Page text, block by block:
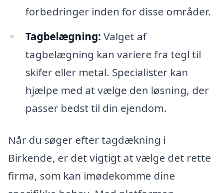
forbedringer inden for disse områder.
Tagbelægning: Valget af
tagbelægning kan variere fra tegl til
skifer eller metal. Specialister kan
hjælpe med at vælge den løsning, der
passer bedst til din ejendom.
Når du søger efter tagdækning i
Birkende, er det vigtigt at vælge det rette
firma, som kan imødekomme dine